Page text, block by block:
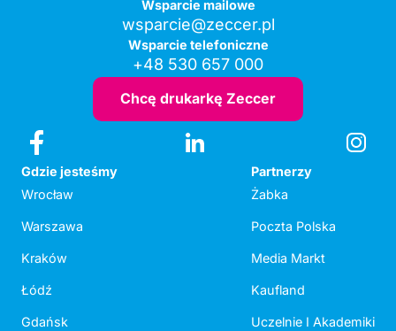
Wsparcie mailowe
wsparcie@zeccer.pl
Wsparcie telefoniczne
+48 530 657 000
Chcę drukarkę Zeccer
Gdzie jesteśmy
Wrocław
Warszawa
Kraków
Łódź
Gdańsk
Partnerzy
Żabka
Poczta Polska
Media Markt
Kaufland
Uczelnie I Akademiki